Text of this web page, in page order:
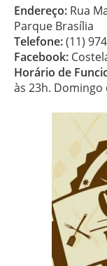
Endereço: Rua
Parque Brasília
Telefone:(11)
Facebook:
Horário de
às 23h. Domingo